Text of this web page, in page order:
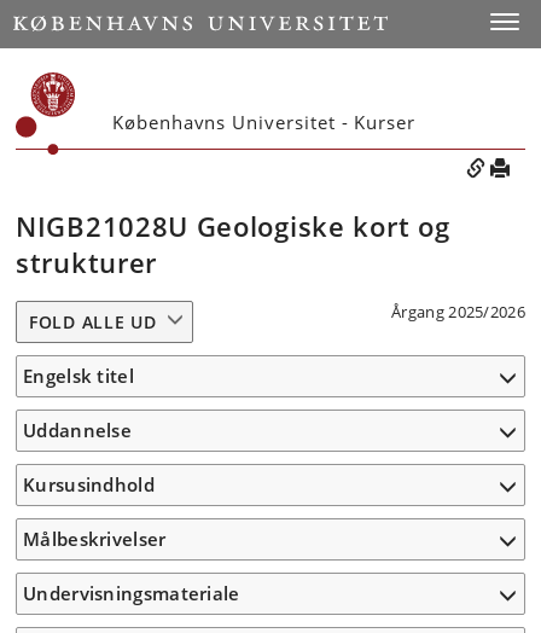
Københavns Universitet - Kurser
NIGB21028U Geologiske kort og
strukturer
Årgang 2025/2026
FOLD ALLE UD
Engelsk titel
Uddannelse
Kursusindhold
Målbeskrivelser
Undervisningsmateriale